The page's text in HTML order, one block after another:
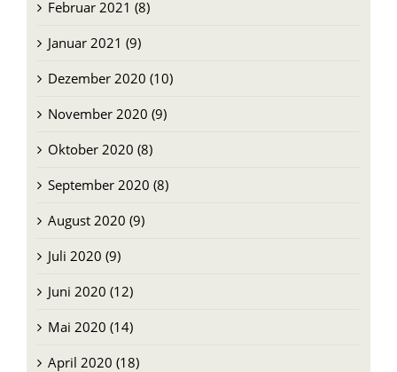
Januar 2021 (9)
Dezember 2020 (10)
November 2020 (9)
Oktober 2020 (8)
September 2020 (8)
August 2020 (9)
Juli 2020 (9)
Juni 2020 (12)
Mai 2020 (14)
April 2020 (18)
März 2020 (11)